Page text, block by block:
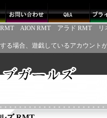
AION RMT アラド RMT リ
る場合、遊戯しているアカウント